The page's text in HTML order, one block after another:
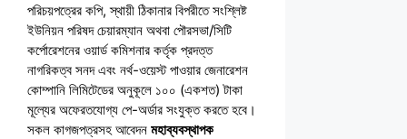
পরিচয়পত্রের কপি, স্থায়ী ঠিকানার বিপরীতে সংশ্লিষ্ট
ইউনিয়ন পরিষদ চেয়ারম্যান অথবা পৌরসভা/সিটি
কর্পোরেশনের ওয়ার্ড কমিশনার কর্তৃক প্রদত্ত
নাগরিকত্ব সনদ এবং নর্থ-ওয়েস্ট পাওয়ার জেনারেশন
কোম্পানি লিমিটেডের অনুকূলে ১০০ (একশত) টাকা
মূল্যের অফেরতযোগ্য পে-অর্ডার সংযুক্ত করতে হবে।
সকল কাগজপত্রসহ আবেদন মহাব্যবস্থাপক